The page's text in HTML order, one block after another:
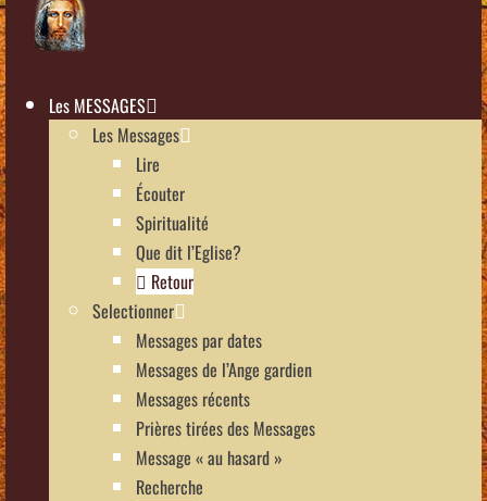
Les MESSAGES
Les Messages
Lire
Écouter
Spiritualité
Que dit l’Eglise?
Retour
Selectionner
Messages par dates
Messages de l’Ange gardien
Messages récents
Prières tirées des Messages
Message « au hasard »
Recherche